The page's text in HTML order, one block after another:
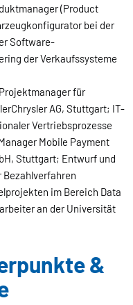
(Product
bei der
Software-
der Verkaufssysteme
für
AG, Stuttgart; IT-
Vertriebsprozesse
Mobile Payment
Stuttgart; Entwurf und
im Bereich Data
an der Universität
&